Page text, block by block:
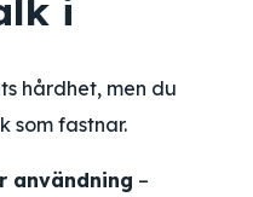
i
hårdhet, men du
som fastnar.
användning –